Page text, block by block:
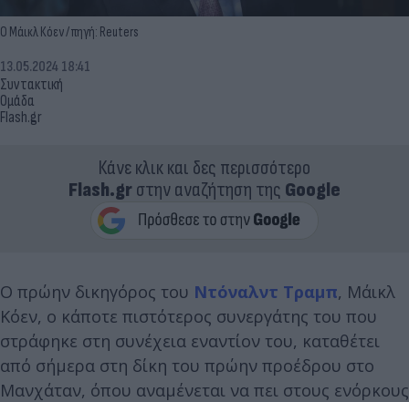
Ο Μάικλ Κόεν / πηγή: Reuters
Συντακτική
Ομάδα
Flash.gr
13.05.2024 18:41
Κάνε κλικ και δες περισσότερο
Flash.grστην αναζήτηση της Google
Ο πρώην δικηγόρος του Ντόναλντ Τραμπ, Μάικλ
Κόεν, ο κάποτε πιστότερος συνεργάτης του που
στράφηκε στη συνέχεια εναντίον του, καταθέτει
από σήμερα στη δίκη του πρώην προέδρου στο
Μανχάταν, όπου αναμένεται να πει στους ενόρκους